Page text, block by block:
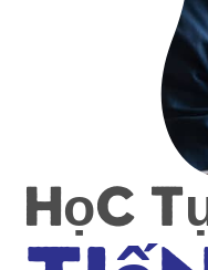
Học